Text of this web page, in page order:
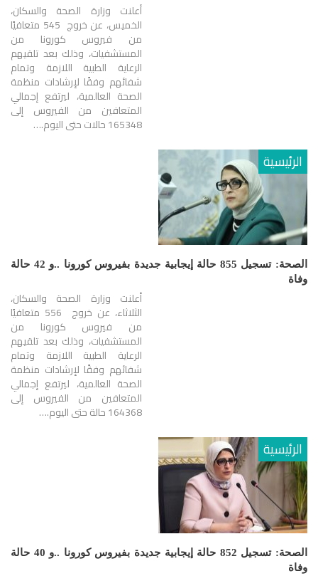
أعلنت وزارة الصحة والسكان،
الخميس، عن خروج 545 متعافيًا
من فيروس كورونا من
المستشفيات، وذلك بعد تلقيهم
الرعاية الطبية اللازمة وتمام
شفائهم وفقًا لإرشادات منظمة
الصحة العالمية، ليرتفع إجمالي
المتعافين من الفيروس إلى
165348 حالات حتى اليوم.…
الرئيسية
الصحة: تسجيل 855 حالة إيجابية جديدة بفيروس كورونا ..و 42 حالة
وفاة
أعلنت وزارة الصحة والسكان،
الثلاثاء، عن خروج 556 متعافيًا
من فيروس كورونا من
المستشفيات، وذلك بعد تلقيهم
الرعاية الطبية اللازمة وتمام
شفائهم وفقًا لإرشادات منظمة
الصحة العالمية، ليرتفع إجمالي
المتعافين من الفيروس إلى
164368 حالة حتى اليوم.…
الرئيسية
الصحة: تسجيل 852 حالة إيجابية جديدة بفيروس كورونا ..و 40 حالة
وفاة